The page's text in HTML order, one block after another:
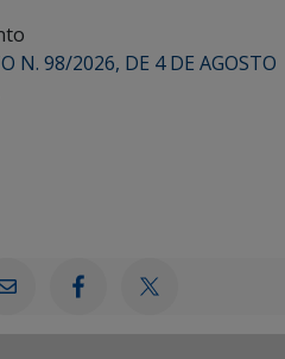
N. 98/2026, DE 4 DE AGOSTO